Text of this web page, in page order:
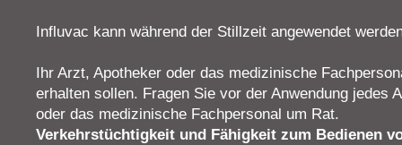
Influvac kann während der Stillzeit angewendet
Ihr Arzt, Apotheker oder das medizinische
erhalten sollen. Fragen Sie vor der Anwendung jedes
oder das medizinische Fachpersonal um Rat.
Verkehrstüchtigkeit und Fähigkeit zum Bedienen